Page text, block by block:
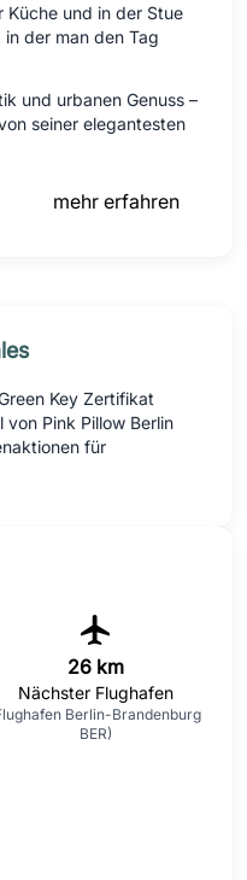
Küche und in der Stue
der man den Tag
und urbanen Genuss –
seiner elegantesten
mehr erfahren
Key Zertifikat
Pink Pillow Berlin
für
26 km
Nächster Flughafen
Berlin-Brandenburg
BER)